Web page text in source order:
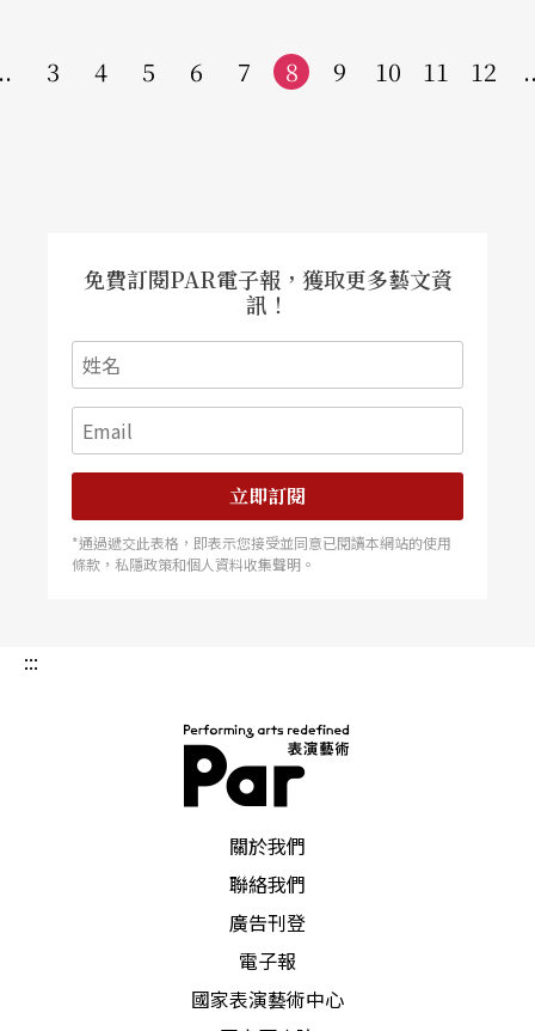
3 4 5 6 7 8 9 10 11 12
免費訂閱PAR電子報，獲取更多藝文資
訊！
立即訂閱
*通過遞交此表格，即表示您接受並同意已閱讀本網站的使用
條款，私隱政策和個人資料收集聲明。
:::
關於我們
聯絡我們
廣告刊登
電子報
國家表演藝術中心